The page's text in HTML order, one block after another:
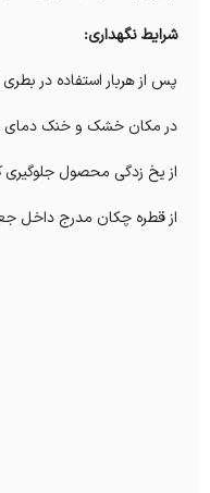
شرایط نگهداری:
پس از هربار استفاده در
در مکان خشک و خنک دمای زیر 30 درجه سانتی گراد و دور از نور و دسترس کودکان
از یخ زدگی محصول جلوگیری
از قطره چکان مدرج داخل